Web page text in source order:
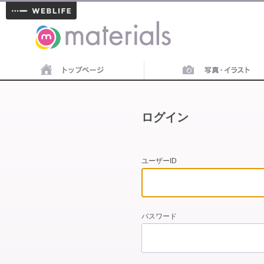
materials
ログイン
ユーザーID
パスワード